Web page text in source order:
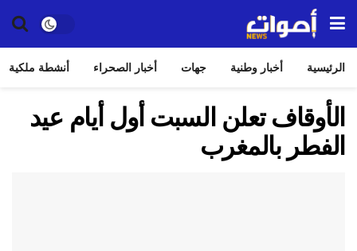
الرئيسية أخبار وطنية جهات أخبار الصحراء أنشطة ملكية
الأوقاف تعلن السبت أول أيام عيد
الفطر بالمغرب